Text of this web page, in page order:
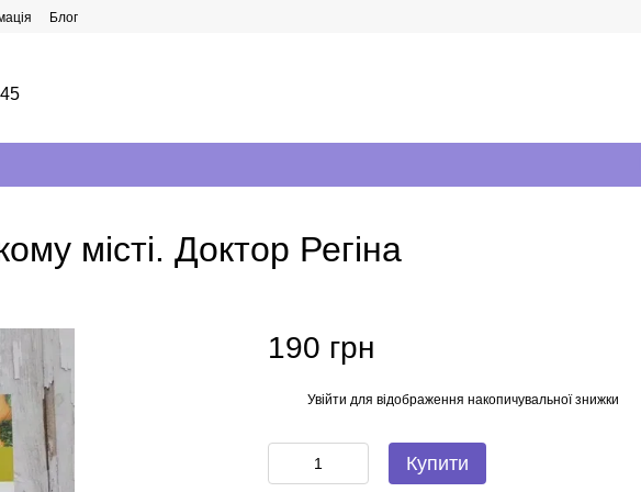
Блог
місті. Доктор Регіна
190 грн
Увійти для відображення накопичувальної знижки
Купити